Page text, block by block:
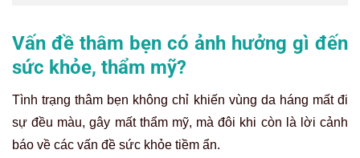
Vấn đề thâm bẹn có ảnh hưởng gì đến
sức khỏe, thẩm mỹ?
Tình trạng thâm bẹn không chỉ khiến vùng da háng mất đi
sự đều màu, gây mất thẩm mỹ, mà đôi khi còn là lời cảnh
báo về các vấn đề sức khỏe tiềm ẩn.